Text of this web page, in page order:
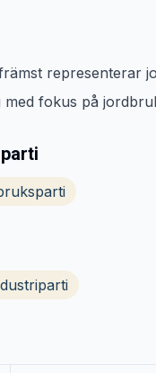
representerar
med fokus på